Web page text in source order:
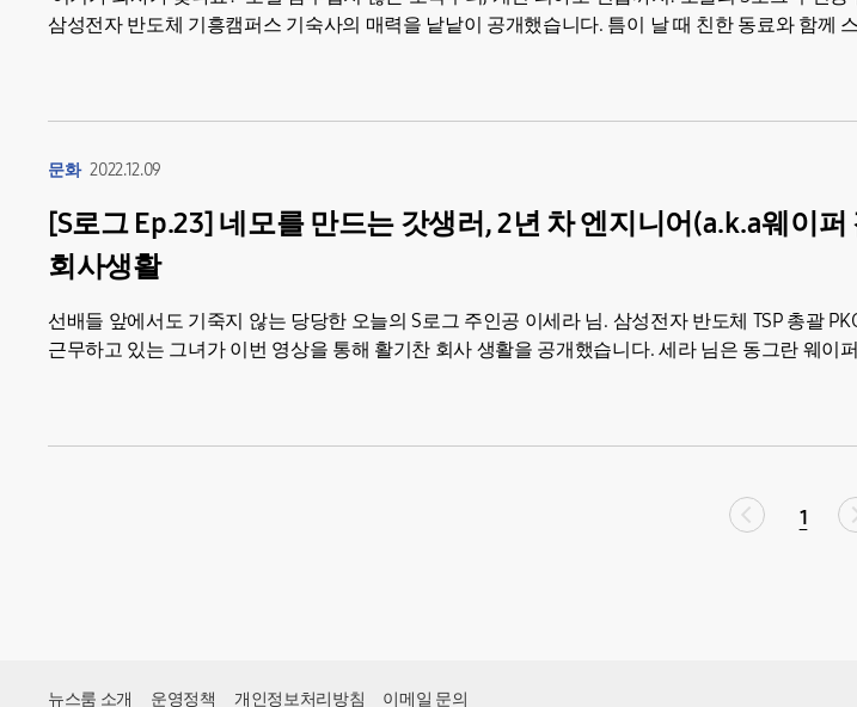
삼성전자 반도체 기흥캠퍼스 기숙사의 매력을 낱낱이 공개했습니다. 틈이 날 때 친한 동료와 함께
문화 2022.12.09
[S로그 Ep.23] 네모를 만드는 갓생러, 2년 차 엔지니어(a.k.a웨이
회사생활
선배들 앞에서도 기죽지 않는 당당한 오늘의 S로그 주인공 이세라 님. 삼성전자 반도체 TSP 총괄
근무하고 있는 그녀가 이번 영상을 통해 활기찬 회사 생활을 공개했습니다. 세라 님은 동그란 웨이
1
뉴스룸 소개 운영정책 개인정보처리방침 이메일 문의